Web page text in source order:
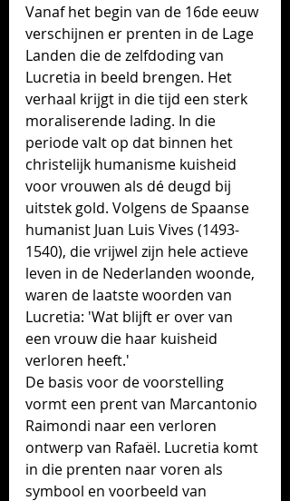
Vanaf het begin van de 16de eeuw
verschijnen er prenten in de Lage
Landen die de zelfdoding van
Lucretia in beeld brengen. Het
verhaal krijgt in die tijd een sterk
moraliserende lading. In die
periode valt op dat binnen het
christelijk humanisme kuisheid
voor vrouwen als dé deugd bij
uitstek gold. Volgens de Spaanse
humanist Juan Luis Vives (1493-
1540), die vrijwel zijn hele actieve
leven in de Nederlanden woonde,
waren de laatste woorden van
Lucretia: 'Wat blijft er over van
een vrouw die haar kuisheid
verloren heeft.'
De basis voor de voorstelling
vormt een prent van Marcantonio
Raimondi naar een verloren
ontwerp van Rafaël. Lucretia komt
in die prenten naar voren als
symbool en voorbeeld van